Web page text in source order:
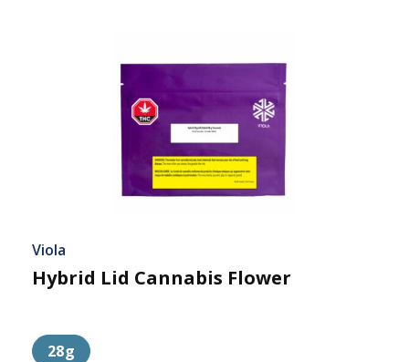
Viola
Hybrid Lid Cannabis Flower
28g